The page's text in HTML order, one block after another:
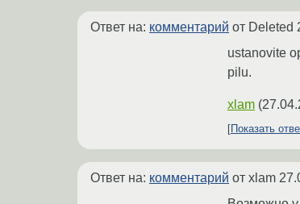
Ответ на: комментарий от Deleted
ustanovite
pilu.
xlam (
Показать
Ответ на: комментарий от xlam